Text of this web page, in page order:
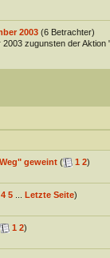
2003 (6 Betrachter)
zugunsten der Aktion
geweint ( 1 2)
4 5... Letzte Seite)
1 2)